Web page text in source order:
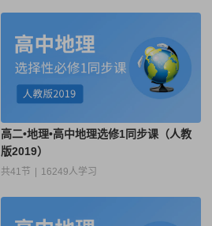
高二•地理•高中地理选修1同步课（人教
版2019）
共41节 16249人学习